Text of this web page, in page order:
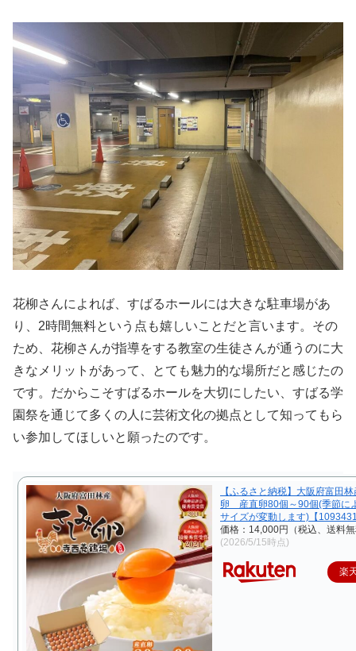
花柳さんによれば、すばるホールには大きな駐車場があ
り、2時間無料という点も嬉しいことだと言います。その
ため、花柳さんが指導をする教室の生徒さんが通うのに大
きなメリットがあって、とても魅力的な場所だと感じたの
です。だからこそすばるホールを大切にしたい、すばる学
園祭を通じて多くの人に芸術文化の拠点として知ってもら
い参加してほしいと願ったのです。
【ふるさと納税】大阪府富田
卵 産直卵80個～90個(季節に
サイズが変動します)【
価格：14,000円（税込、送料
(2026/5/15時点)
楽